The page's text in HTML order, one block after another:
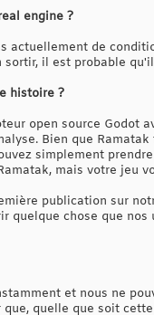
engine ?
actuellement de
il est probable
histoire ?
open source Godot
Bien que
simplement
mais votre jeu
publication sur
quelque chose que
et nous ne
que, quelle que soit